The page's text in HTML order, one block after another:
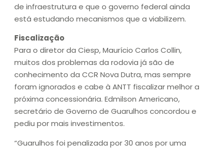
de infraestrutura e que o governo federal ainda
está estudando mecanismos que a viabilizem.
Fiscalização
Para o diretor da Ciesp, Maurício Carlos Collin,
muitos dos problemas da rodovia já são de
conhecimento da CCR Nova Dutra, mas sempre
foram ignorados e cabe à ANTT fiscalizar melhor a
próxima concessionária. Edmilson Americano,
secretário de Governo de Guarulhos concordou e
pediu por mais investimentos.
“Guarulhos foi penalizada por 30 anos por uma